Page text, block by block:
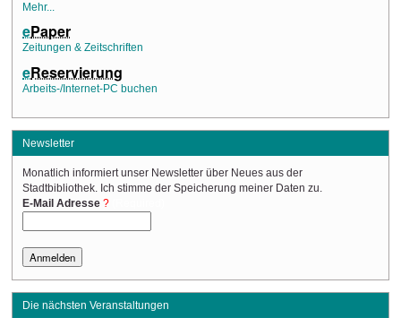
Mehr...
ePaper
Zeitungen & Zeitschriften
eReservierung
Arbeits-/Internet-PC buchen
Newsletter
Monatlich informiert unser Newsletter über Neues aus der
Stadtbibliothek. Ich stimme der Speicherung meiner Daten zu.
E-Mail Adresse
Die nächsten Veranstaltungen